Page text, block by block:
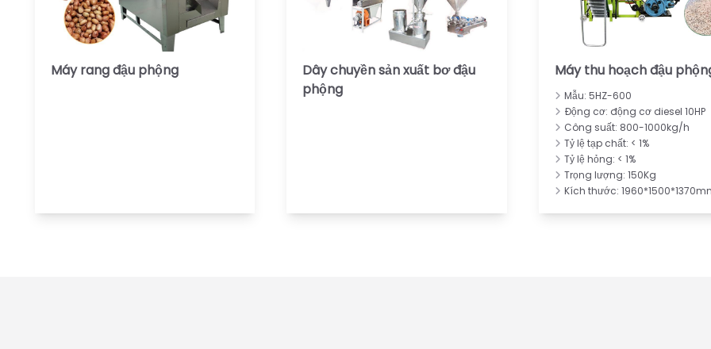
Máy rang đậu phộng
Dây chuyền sản xuất bơ đậu
phộng
Máy thu hoạch đậu
Mẫu: 5HZ-600
Động cơ: động cơ diesel 10HP
Công suất: 800-1000kg/h
Tỷ lệ tạp chất: < 1%
Tỷ lệ hỏng: < 1%
Trọng lượng: 150Kg
Kích thước: